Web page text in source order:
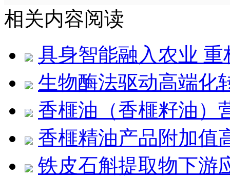
相关内容阅读
具身智能融入农业
生物酶法驱动高端化
香榧油（香榧籽油）
香榧精油产品附加值
铁皮石斛提取物下游